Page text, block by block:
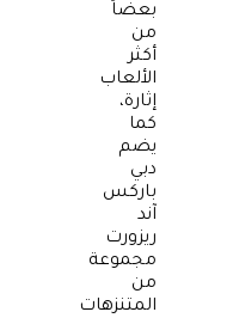
بعضاً
من
أكثر
الألعاب
إثارة،
كما
يضم
دبي
باركس
آند
ريزورت
مجموعة
من
المتنزهات